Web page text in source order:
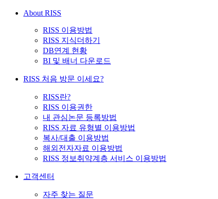
About RISS
RISS 이용방법
RISS 지식더하기
DB연계 현황
BI 및 배너 다운로드
RISS 처음 방문 이세요?
RISS란?
RISS 이용권한
내 관심논문 등록방법
RISS 자료 유형별 이용방법
복사/대출 이용방법
해외전자자료 이용방법
RISS 정보취약계층 서비스 이용방법
고객센터
자주 찾는 질문